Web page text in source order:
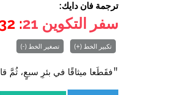
ترجمة فان دايك:
سفر التكوين 21
: 32
تكبير الخط (+) تصغير الخط (-)
"فقَطَعا ميثاقًا في بئرِ سبعٍ، ثُمَّ